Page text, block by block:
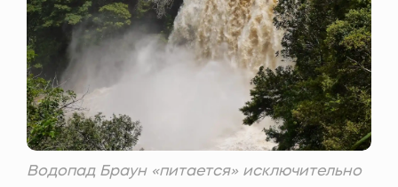
Водопад Браун «питается» исключительно